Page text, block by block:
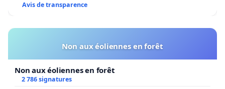
Avis de transparence
Non aux éoliennes en forêt
Non aux éoliennes en forêt
2 786 signatures